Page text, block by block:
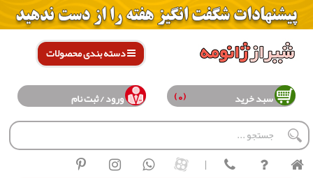
دسته بندی محصولات
سبد خرید (0) ورود / ثبت نام
|